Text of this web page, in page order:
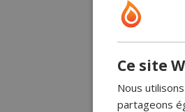
Ce site
Nous
partageons